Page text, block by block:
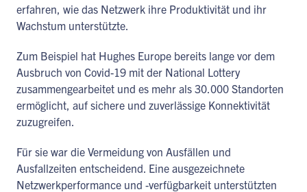
erfahren, wie das Netzwerk ihre Produktivität und ihr
Wachstum unterstützte.
Zum Beispiel hat Hughes Europe bereits lange vor dem
Ausbruch von Covid-19 mit der National Lottery
zusammengearbeitet und es mehr als 30.000 Standorten
ermöglicht, auf sichere und zuverlässige Konnektivität
zuzugreifen.
Für sie war die Vermeidung von Ausfällen und
Ausfallzeiten entscheidend. Eine ausgezeichnete
Netzwerkperformance und -verfügbarkeit unterstützten